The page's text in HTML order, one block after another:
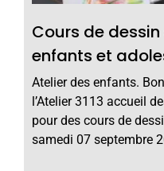
Cours de
enfants et
Atelier des enfants.
l’Atelier 3113 accueil
pour des cours de
samedi 07 septembre